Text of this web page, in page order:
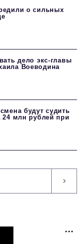
о сильных
дело экс-главы
Воеводина
будут судить
24 млн рублей при